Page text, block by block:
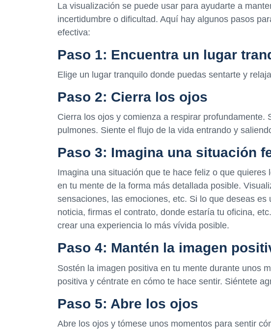
La visualización se puede usar para ayudarte a
incertidumbre o dificultad. Aquí hay algunos pasos
efectiva:
Paso 1: Encuentra un lugar
Elige un lugar tranquilo donde puedas sentarte y
Paso 2: Cierra los ojos
Cierra los ojos y comienza a respirar profundamente.
pulmones. Siente el flujo de la vida entrando y
Paso 3: Imagina una situación
Imagina una situación que te hace feliz o que
en tu mente de la forma más detallada posible.
sensaciones, las emociones, etc. Si lo que deseas
noticia, firmas el contrato, donde estaría tu oficina,
crear una experiencia lo más vívida posible.
Paso 4: Mantén la imagen
Sostén la imagen positiva en tu mente durante unos
positiva y céntrate en cómo te hace sentir. Siéntete
Paso 5: Abre los ojos
Abre los ojos y tómese unos momentos para sentir